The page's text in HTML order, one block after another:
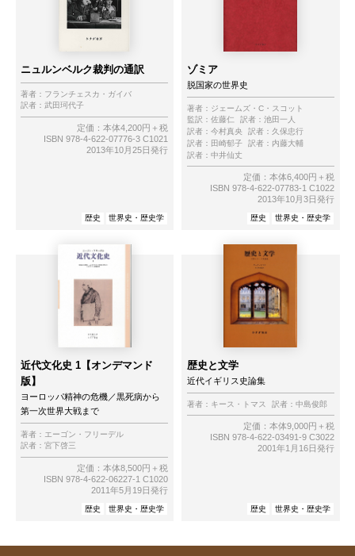
ニュルンベルク裁判の通訳
著者： フランチェスカ・ガイバ
訳者： 武田珂代子
定価：本体4,200円＋税
ISBN 978-4-622-07776-3 C1021
2013年10月25日発行
歴史 世界史・歴史学
ゾミア
脱国家の世界史
著者： ジェームズ・C・スコット
監訳： 佐藤仁 訳者： 池田一人
訳者： 今村真央 訳者： 久保忠行
訳者： 田崎郁子 訳者： 内藤大輔
訳者： 中井仙丈
定価：本体6,400円＋税
ISBN 978-4-622-07783-1 C1022
2013年10月3日発行
歴史 世界史・歴史学
近代文化史 1【オンデマンド
版】
ヨーロッパ精神の危機／黒死病から
第一次世界大戦まで
著者： エーゴン・フリーデル
訳者： 宮下啓三
定価：本体8,500円＋税
ISBN 978-4-622-06227-1 C1020
2011年5月19日発行
歴史 世界史・歴史学
歴史と文学
近代イギリス史論集
著者： キース・トマス 訳者： 中島俊郎
定価：本体9,000円＋税
ISBN 978-4-622-03491-9 C3022
2001年1月16日発行
歴史 世界史・歴史学